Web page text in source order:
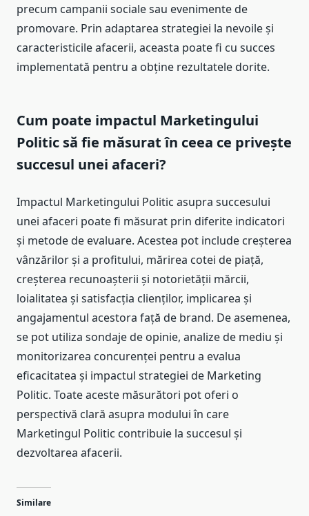
precum campanii sociale sau evenimente de
promovare. Prin adaptarea strategiei la nevoile și
caracteristicile afacerii, aceasta poate fi cu succes
implementată pentru a obține rezultatele dorite.
Cum poate impactul Marketingului
Politic să fie măsurat în ceea ce privește
succesul unei afaceri?
Impactul Marketingului Politic asupra succesului
unei afaceri poate fi măsurat prin diferite indicatori
și metode de evaluare. Acestea pot include creșterea
vânzărilor și a profitului, mărirea cotei de piață,
creșterea recunoașterii și notorietății mărcii,
loialitatea și satisfacția clienților, implicarea și
angajamentul acestora față de brand. De asemenea,
se pot utiliza sondaje de opinie, analize de mediu și
monitorizarea concurenței pentru a evalua
eficacitatea și impactul strategiei de Marketing
Politic. Toate aceste măsurători pot oferi o
perspectivă clară asupra modului în care
Marketingul Politic contribuie la succesul și
dezvoltarea afacerii.
Similare